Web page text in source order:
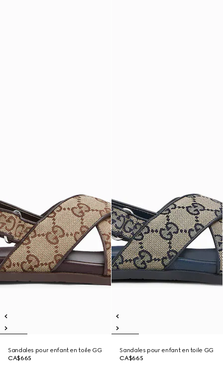
Sandales pour enfant en toile GG
CA$665
Sandales pour enfant en toile GG
CA$665